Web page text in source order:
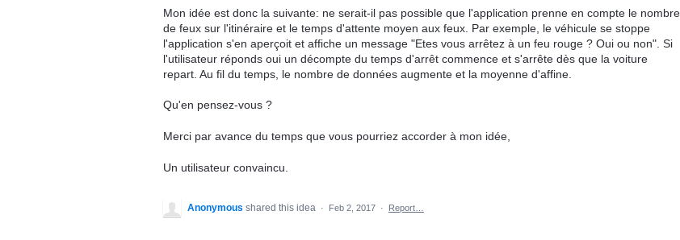
Mon idée est donc la suivante: ne serait-il pas possible que l'application prenne en compte le nombre
de feux sur l'itinéraire et le temps d'attente moyen aux feux. Par exemple, le véhicule se stoppe
l'application s'en aperçoit et affiche un message "Etes vous arrêtez à un feu rouge ? Oui ou non". Si
l'utilisateur réponds oui un décompte du temps d'arrêt commence et s'arrête dès que la voiture
repart. Au fil du temps, le nombre de données augmente et la moyenne d'affine.
Qu'en pensez-vous ?
Merci par avance du temps que vous pourriez accorder à mon idée,
Un utilisateur convaincu.
Anonymous shared this idea · Feb 2, 2017 · Report…